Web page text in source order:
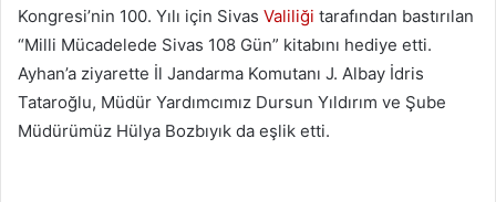
Kongresi’nin 100. Yılı için Sivas Valiliği tarafından bastırılan
“Milli Mücadelede Sivas 108 Gün” kitabını hediye etti.
Ayhan’a ziyarette İl Jandarma Komutanı J. Albay İdris
Tataroğlu, Müdür Yardımcımız Dursun Yıldırım ve Şube
Müdürümüz Hülya Bozbıyık da eşlik etti.